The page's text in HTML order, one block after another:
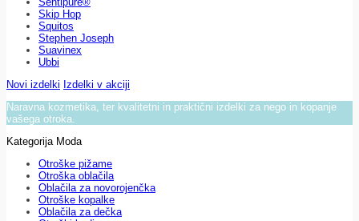
Skip Hop
Squitos
Stephen Joseph
Suavinex
Ubbi
Novi izdelki Izdelki v akciji
Naravna kozmetika, ter kvalitetni in praktični izdelki za nego in kopanje
vašega otroka.
Kategorija Moda
Otroške pižame
Otroška oblačila
Oblačila za novorojenčka
Otroške kopalke
Oblačila za dečka